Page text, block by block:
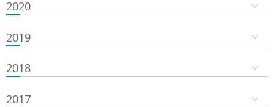
2020
2019
2018
2017